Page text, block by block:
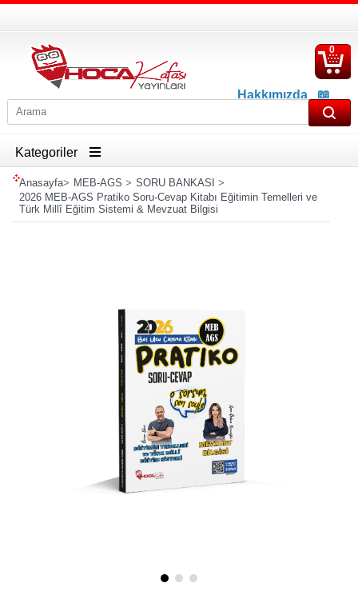
Hakkımızda
📖
İletişim
0
Kategoriler
Anasayfa> MEB-AGS > SORU BANKASI >
2026 MEB-AGS Pratiko Soru-Cevap Kitabı Eğitimin Temelleri ve
Türk Millî Eğitim Sistemi & Mevzuat Bilgisi